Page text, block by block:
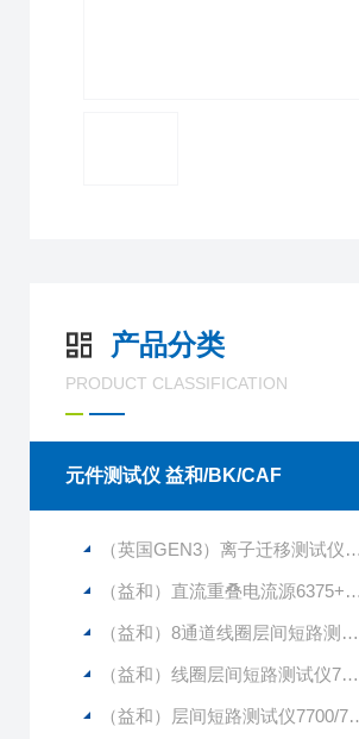
产品分类
PRODUCT CLASSIFICATION
元件测试仪 益和/BK/CAF
（英国GEN3）离子迁移测试仪CAF2（256通道）（1250V）
（益和）直流重叠电流源6375+6220
（益和）8通道线圈层间短路测试仪7720
（益和）线圈层间短路测试仪7710
（益和）层间短路测试仪7700/7710/7720